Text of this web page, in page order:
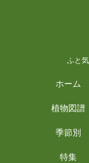
ふと
ホーム
植物図譜
季節別
特集